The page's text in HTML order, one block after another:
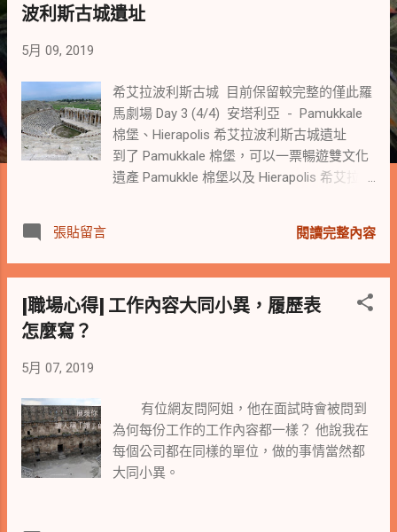
章波利斯古城遺址
5月 09, 2019
希艾拉波利斯古城 目前保留較完整的僅此羅
馬劇場 Day 3 (4/4) 安塔利亞 - Pamukkale
棉堡、Hierapolis 希艾拉波利斯古城遺址
到了 Pamukkale 棉堡，可以一票暢遊雙文化
遺產 Pamukkle 棉堡以及 Hierapolis 希艾拉波
列入文化遺產的此處，仍可見零零散散待修
復的巨石雕刻，散在地面。
張貼留言 閱讀完整內容
[職場心得] 工作內容大同小異，履歷表
怎麼寫？
5月 07, 2019
有位網友問阿姐，他在面試時會被問到
為何每份工作的工作內容都一樣？ 他說我在
每個公司都在同樣的單位，做的事情當然都
大同小異。